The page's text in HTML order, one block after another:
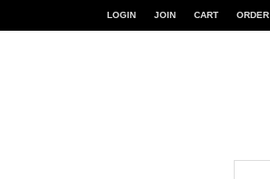
LOGIN JOIN CART ORDER